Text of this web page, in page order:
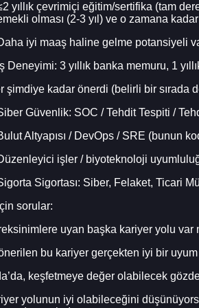
yıllık çevrimiçi eğitim/sertifika (tam
olması (2-3 yıl) ve o zamana
iyi maaş haline gelme potansiyeli
İş Deneyimi: 3 yıllık banka memuru, 1
şimdiye kadar önerdi (belirli bir sırada
Güvenlik: SOC / Tehdit Tespiti /
Altyapısı / DevOps / SRE (bunun
işler / biyoteknoloji
Sigortası: Siber, Felaket, Ticari
sorular:
uyan başka kariyer yolu var
bu kariyer gerçekten iyi bir
keşfetmeye değer olabilecek
yolunun iyi olabileceğini